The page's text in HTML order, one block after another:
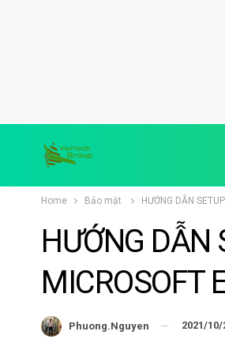
Home Bảo mật HƯỚNG DẪN
HƯỚNG DẪN
MICROSOFT
Phuong.nguyen 2021/10/